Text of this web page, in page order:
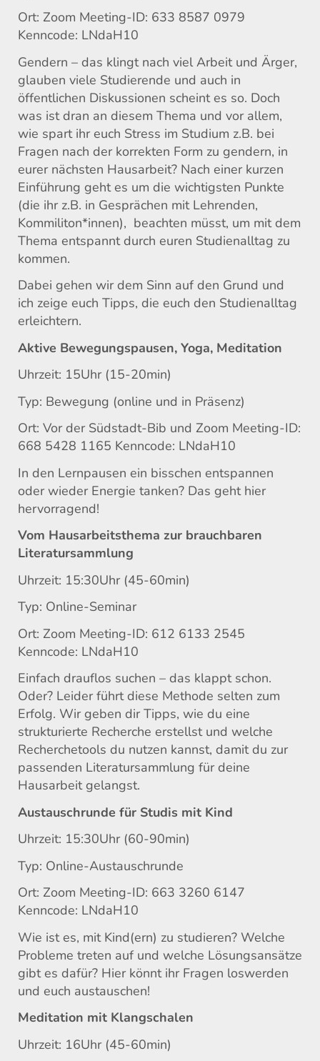
Ort: Zoom Meeting-ID: 633 8587 0979
Kenncode: LNdaH10
Gendern – das klingt nach viel Arbeit und Ärger,
glauben viele Studierende und auch in
öffentlichen Diskussionen scheint es so. Doch
was ist dran an diesem Thema und vor allem,
wie spart ihr euch Stress im Studium z.B. bei
Fragen nach der korrekten Form zu gendern, in
eurer nächsten Hausarbeit? Nach einer kurzen
Einführung geht es um die wichtigsten Punkte
(die ihr z.B. in Gesprächen mit Lehrenden,
Kommiliton*innen), beachten müsst, um mit dem
Thema entspannt durch euren Studienalltag zu
kommen.
Dabei gehen wir dem Sinn auf den Grund und
ich zeige euch Tipps, die euch den Studienalltag
erleichtern.
Aktive Bewegungspausen, Yoga, Meditation
Uhrzeit: 15Uhr (15-20min)
Typ: Bewegung (online und in Präsenz)
Ort: Vor der Südstadt-Bib und Zoom Meeting-ID:
668 5428 1165 Kenncode: LNdaH10
In den Lernpausen ein bisschen entspannen
oder wieder Energie tanken? Das geht hier
hervorragend!
Vom Hausarbeitsthema zur brauchbaren
Literatursammlung
Uhrzeit: 15:30Uhr (45-60min)
Typ: Online-Seminar
Ort: Zoom Meeting-ID: 612 6133 2545
Kenncode: LNdaH10
Einfach drauflos suchen – das klappt schon.
Oder? Leider führt diese Methode selten zum
Erfolg. Wir geben dir Tipps, wie du eine
strukturierte Recherche erstellst und welche
Recherchetools du nutzen kannst, damit du zur
passenden Literatursammlung für deine
Hausarbeit gelangst.
Austauschrunde für Studis mit Kind
Uhrzeit: 15:30Uhr (60-90min)
Typ: Online-Austauschrunde
Ort: Zoom Meeting-ID: 663 3260 6147
Kenncode: LNdaH10
Wie ist es, mit Kind(ern) zu studieren? Welche
Probleme treten auf und welche Lösungsansätze
gibt es dafür? Hier könnt ihr Fragen loswerden
und euch austauschen!
Meditation mit Klangschalen
Uhrzeit: 16Uhr (45-60min)